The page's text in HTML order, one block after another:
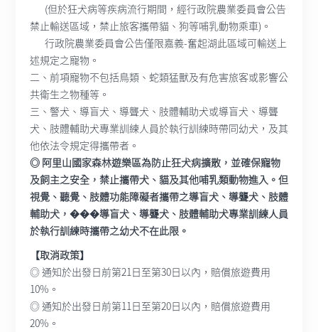
(但於狂犬病等疾病流行期間，經行政院農業委員會公告
禁止輸送區域，禁止旅客攜帶貓、狗等哺乳動物乘車)。
行政院農業委員會公告僅限嘉義-奮起湖此區域可輸送上
述規定之寵物。
二、前項寵物不包括鳥類、蛇類猛獸及有危害旅客或影響公
共衛生之物種等。
三、警犬、導盲犬、導聾犬、肢體輔助犬或導盲犬、導聾
犬、肢體輔助犬專業訓練人員於執行訓練時帶同幼犬，及其
他依法令規定得攜帶者。
◎ 阿里山國家森林遊樂區為防止狂犬病擴散，並確保寵物
及飼主之安全，禁止攜帶犬、貓及其他哺乳類動物進入。但
視覺、聽覺、肢體功能障礙者攜帶之導盲犬、導聾犬、肢體
輔助犬，���導盲犬、導聾犬、肢體輔助犬專業訓練人員
於執行訓練時攜帶之幼犬不在此限。
【取消政策】
◎ 通知於出發日前第21日至第30日以內，賠償旅遊費用
10%。
◎ 通知於出發日前第11日至第20日以內，賠償旅遊費用
20%。